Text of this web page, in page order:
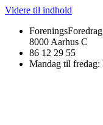
Videre til indhold
8000 Aarhus C
86 12 29 55
Mandag til